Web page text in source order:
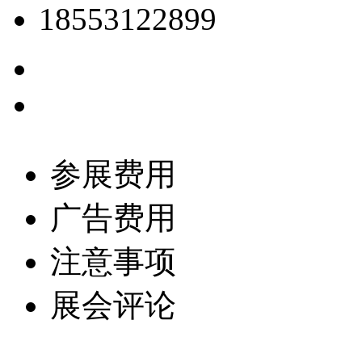
18553122899
参展费用
广告费用
注意事项
展会评论